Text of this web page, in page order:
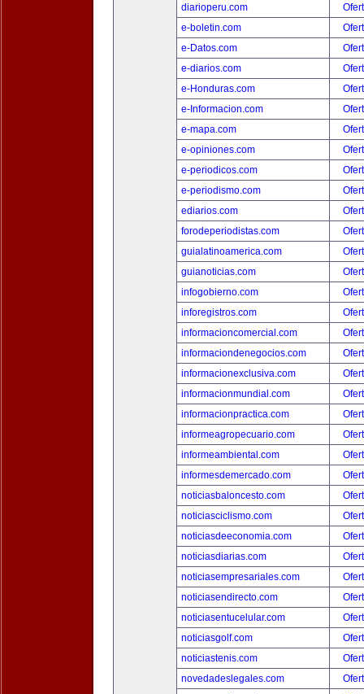
diarioperu.com
e-boletin.com
e-Datos.com
e-diarios.com
e-Honduras.com
e-Informacion.com
e-mapa.com
e-opiniones.com
e-periodicos.com
e-periodismo.com
ediarios.com
forodeperiodistas.com
guialatinoamerica.com
guianoticias.com
infogobierno.com
inforegistros.com
informacioncomercial.com
informaciondenegocios.com
informacionexclusiva.com
informacionmundial.com
informacionpractica.com
informeagropecuario.com
informeambiental.com
informesdemercado.com
noticiasbaloncesto.com
noticiasciclismo.com
noticiasdeeconomia.com
noticiasdiarias.com
noticiasempresariales.com
noticiasendirecto.com
noticiasentucelular.com
noticiasgolf.com
noticiastenis.com
novedadeslegales.com